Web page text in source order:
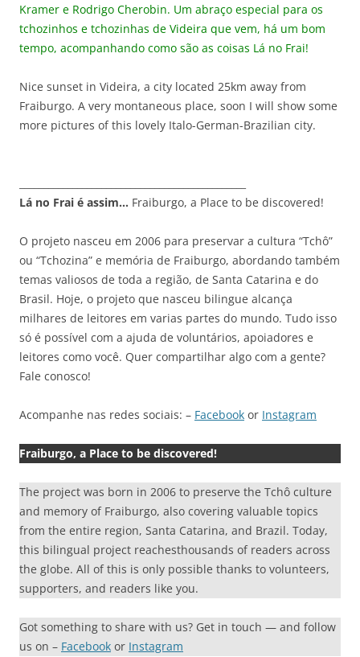
Kramer e Rodrigo Cherobin. Um abraço especial para os
tchozinhos e tchozinhas de Videira que vem, há um bom
tempo, acompanhando como são as coisas Lá no Frai!
Nice sunset in Videira, a city located 25km away from
Fraiburgo. A very montaneous place, soon I will show some
more pictures of this lovely Italo-German-Brazilian city.
Lá no Frai é assim… Fraiburgo, a Place to be discovered!
O projeto nasceu em 2006 para preservar a cultura “Tchô”
ou “Tchozina” e memória de Fraiburgo, abordando também
temas valiosos de toda a região, de Santa Catarina e do
Brasil. Hoje, o projeto que nasceu bilingue alcança
milhares de leitores em varias partes do mundo. Tudo isso
só é possível com a ajuda de voluntários, apoiadores e
leitores como você. Quer compartilhar algo com a gente?
Fale conosco!
Acompanhe nas redes sociais: – Facebook or Instagram
Fraiburgo, a Place to be discovered!
The project was born in 2006 to preserve the Tchô culture
and memory of Fraiburgo, also covering valuable topics
from the entire region, Santa Catarina, and Brazil. Today,
this bilingual project reachesthousands of readers across
the globe. All of this is only possible thanks to volunteers,
supporters, and readers like you.
Got something to share with us? Get in touch — and follow
us on – Facebook or Instagram